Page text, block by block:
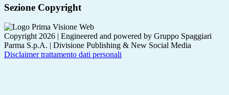
Sezione Copyright
Copyright 2026 | Engineered and powered by Gruppo Spaggiari
Parma S.p.A. | Divisione Publishing & New Social Media
Disclaimer trattamento dati personali